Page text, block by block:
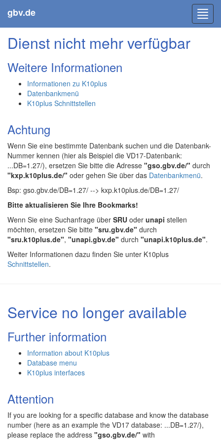
gbv.de
Dienst nicht mehr verfügbar
Weitere Informationen
Informationen zu K10plus
Datenbankmenü
K10plus Schnittstellen
Achtung
Wenn Sie eine bestimmte Datenbank suchen und die Datenbank-
Nummer kennen (hier als Beispiel die VD17-Datenbank:
...DB=1.27/), ersetzen Sie bitte die Adresse "gso.gbv.de/" durch
"kxp.k10plus.de/" oder gehen Sie über das Datenbankmenü.
Bsp: gso.gbv.de/DB=1.27/ --> kxp.k10plus.de/DB=1.27/
Bitte aktualisieren Sie Ihre Bookmarks!
Wenn Sie eine Suchanfrage über SRU oder unapi stellen
möchten, ersetzen Sie bitte "sru.gbv.de" durch
"sru.k10plus.de", "unapi.gbv.de" durch "unapi.k10plus.de".
Weiter Informationen dazu finden Sie unter K10plus
Schnittstellen.
Service no longer available
Further information
Information about K10plus
Database menu
K10plus interfaces
Attention
If you are looking for a specific database and know the database
number (here as an example the VD17 database: ...DB=1.27/),
please replace the address "gso.gbv.de/" with